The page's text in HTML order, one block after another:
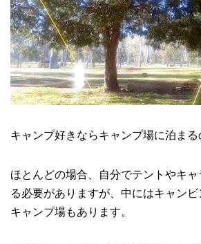
キャンプ好きならキャンプ場に泊まる
ほとんどの場合、自分でテントやキ
る必要がありますが、中にはキャン
キャンプ場もあります。